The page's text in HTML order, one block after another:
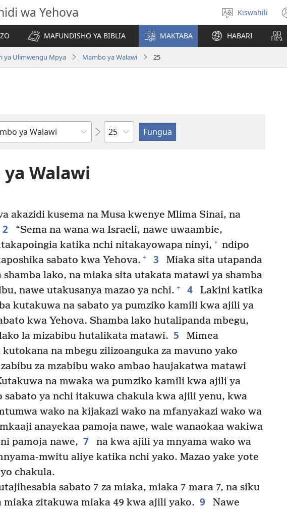
wa Yehova
Chagua
lugha
Kiswahili
MAFUNDISHO YA BIBLIA MAKTABA HABARI
ya Ulimwengu Mpya Mambo ya Walawi 25
Sura
Walawi
akazidi kusema na Musa kwenye Mlima Sinai, na
2
“Sema na wana wa Israeli, nawe uwaambie,
katika nchi nitakayowapa ninyi, + ndipo
sabato kwa Yehova. + 3
Miaka sita utapanda
lako, na miaka sita utakata matawi ya shamba
nawe utakusanya mazao ya nchi. + 4
Lakini katika
kutakuwa na sabato ya pumziko kamili kwa ajili ya
kwa Yehova. Shamba lako hutalipanda mbegu,
la mizabibu hutalikata matawi. 5
Mimea
na mbegu zilizoanguka za mavuno yako
za mzabibu wako ambao haujakatwa matawi
na mwaka wa pumziko kamili kwa ajili ya
sabato ya nchi itakuwa chakula kwa ajili yenu, kwa
wako na kijakazi wako na mfanyakazi wako wa
anayekaa pamoja nawe, wale wanaokaa wakiwa
pamoja nawe, 7
na kwa ajili ya mnyama wako wa
mwitu aliye katika nchi yako. Mazao yake yote
chakula.
utajihesabia sabato 7 za miaka, miaka 7 mara 7, na siku
miaka zitakuwa miaka 49 kwa ajili yako. 9
Nawe